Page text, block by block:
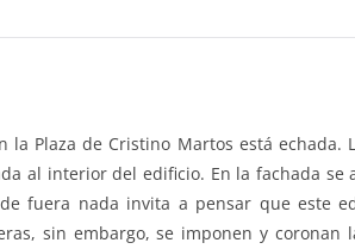
Plaza de Cristino Martos está
al interior del edificio. En la fachada
fuera nada invita a pensar que este
sin embargo, se imponen y